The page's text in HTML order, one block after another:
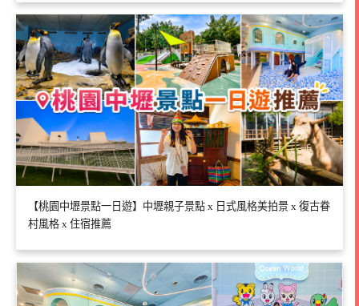
【桃園中壢景點一日遊】中壢親子景點 x 日式風格美拍景 x 復古眷
村風格 x 住宿推薦